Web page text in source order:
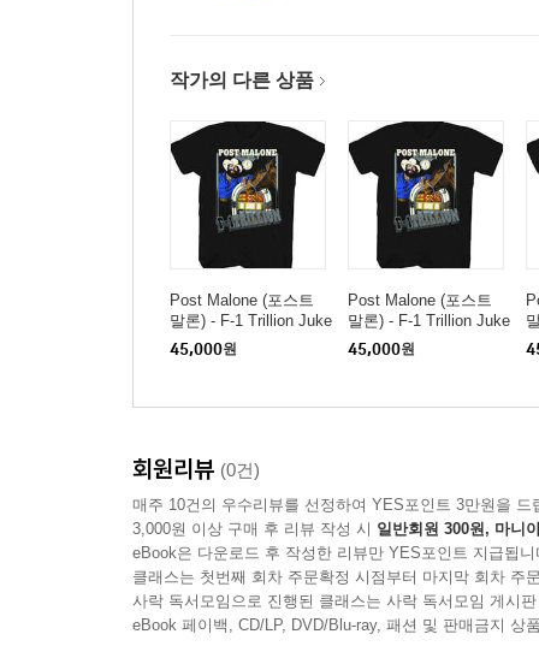
작가의 다른 상품
Post Malone (포스트
말론) - F-1 Trillion Juke
box T-Shirt - 2XL Black
45,000원
Post Malone (포스트
말론) - F-1 Trillion Juke
box T-Shirt - 2XL Black
45,000원
회원리뷰 (0건)
매주 10건의 우수리뷰를 선정하여 YES포인트 3만원을 드
3,000원 이상 구매 후 리뷰 작성 시 일반회원 300원, 마니
eBook은 다운로드 후 작성한 리뷰만 YES포인트 지급됩니
클래스는 첫번째 회차 주문확정 시점부터 마지막 회차 주
사락 독서모임으로 진행된 클래스는 사락 독서모임 게시
eBook 페이백, CD/LP, DVD/Blu-ray, 패션 및 판매금지 상